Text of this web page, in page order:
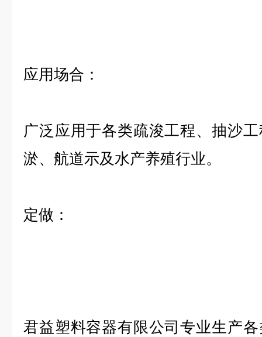
应用场合：
广泛应用于各类疏浚工程、抽沙
淤、航道示及水产养殖行业。
定做：
君益塑料容器有限公司专业生产